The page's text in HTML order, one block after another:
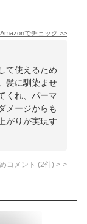
Amazonでチェック >>
て使えるため
髪に馴染ませ
くれ、パーマ
メージからも
がりが実現す
コメント (2件) >